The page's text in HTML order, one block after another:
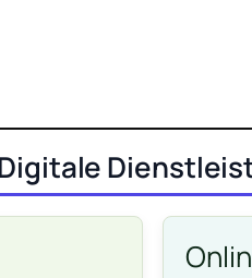
Digitale